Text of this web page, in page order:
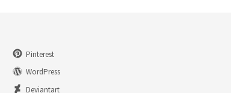
Pinterest
WordPress
Deviantart